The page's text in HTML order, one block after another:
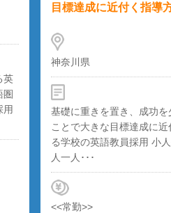
英
圏
用
目標達成に近付く指導
神奈川県
基礎に重きを置き、成功
ことで大きな目標達成に
る学校の英語教員採用 小
人一人･･･
<<常勤>>